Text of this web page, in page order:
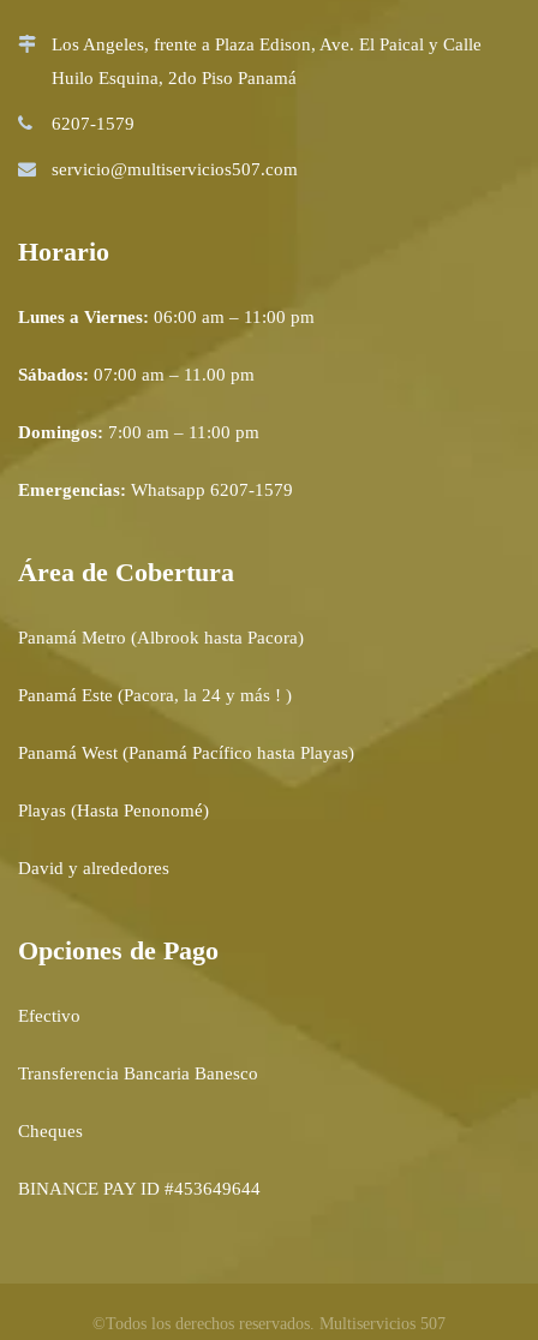
Los Angeles, frente a Plaza Edison, Ave. El Paical y Calle
Huilo Esquina, 2do Piso Panamá
6207-1579
servicio@multiservicios507.com
Horario
Lunes a Viernes: 06:00 am – 11:00 pm
Sábados: 07:00 am – 11.00 pm
Domingos: 7:00 am – 11:00 pm
Emergencias: Whatsapp 6207-1579
Área de Cobertura
Panamá Metro (Albrook hasta Pacora)
Panamá Este (Pacora, la 24 y más ! )
Panamá West (Panamá Pacífico hasta Playas)
Playas (Hasta Penonomé)
David y alrededores
Opciones de Pago
Efectivo
Transferencia Bancaria Banesco
Cheques
BINANCE PAY ID #453649644
©Todos los derechos reservados. Multiservicios 507